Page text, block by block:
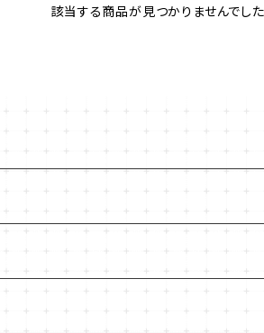
該当する商品が見つかりませんでした